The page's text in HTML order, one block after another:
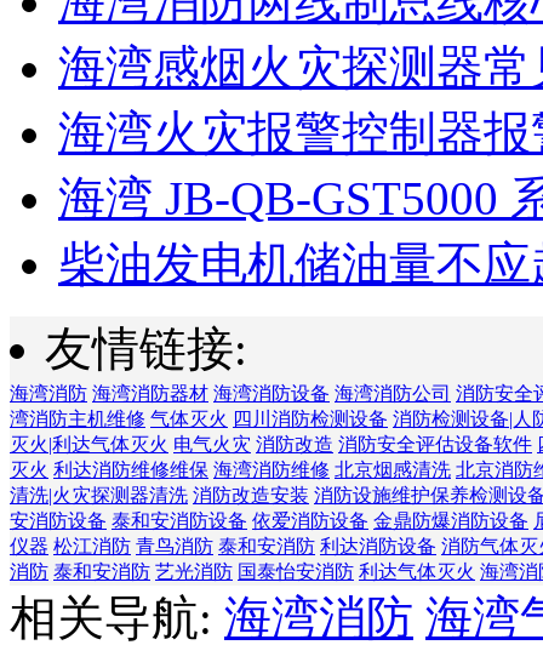
海湾感烟火灾探测器常
海湾火灾报警控制器报
海湾 JB-QB-GST5000
柴油发电机储油量不应
友情链接:
海湾消防 海湾消防器材 海湾消防设备 海湾消防公司 消防安全
湾消防主机维修 气体灭火 四川消防检测设备 消防检测设备|人
灭火|利达气体灭火 电气火灾 消防改造 消防安全评估设备软件
灭火 利达消防维修维保 海湾消防维修 北京烟感清洗 北京消防
清洗|火灾探测器清洗 消防改造安装 消防设施维护保养检测设
安消防设备 泰和安消防设备 依爱消防设备 金鼎防爆消防设备
仪器 松江消防 青鸟消防 泰和安消防 利达消防设备 消防气体灭
消防 泰和安消防 艺光消防 国泰怡安消防 利达气体灭火 海湾消
相关导航: 海湾消防 海湾